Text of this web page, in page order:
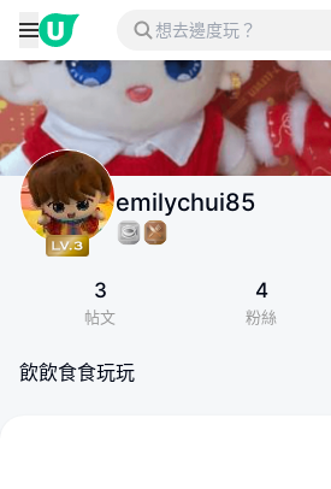
emilychui85
3
帖文
4
粉絲
飲飲食食玩玩